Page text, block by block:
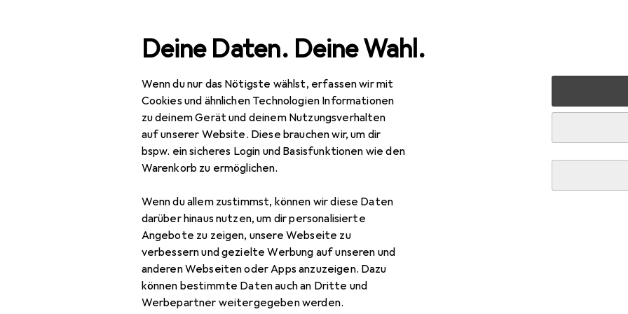
Deine Daten. Deine Wahl.
Wenn du nur das Nötigste wählst, erfassen wir mit
Cookies und ähnlichen Technologien Informationen
zu deinem Gerät und deinem Nutzungsverhalten
auf unserer Website. Diese brauchen wir, um dir
bspw. ein sicheres Login und Basisfunktionen wie den
Warenkorb zu ermöglichen.
Wenn du allem zustimmst, können wir diese Daten
darüber hinaus nutzen, um dir personalisierte
Angebote zu zeigen, unsere Webseite zu
verbessern und gezielte Werbung auf unseren und
anderen Webseiten oder Apps anzuzeigen. Dazu
können bestimmte Daten auch an Dritte und
Werbepartner weitergegeben werden.
Navigation nach Kategorien Gesamtsortiment IT + Multimedia Foto + Video